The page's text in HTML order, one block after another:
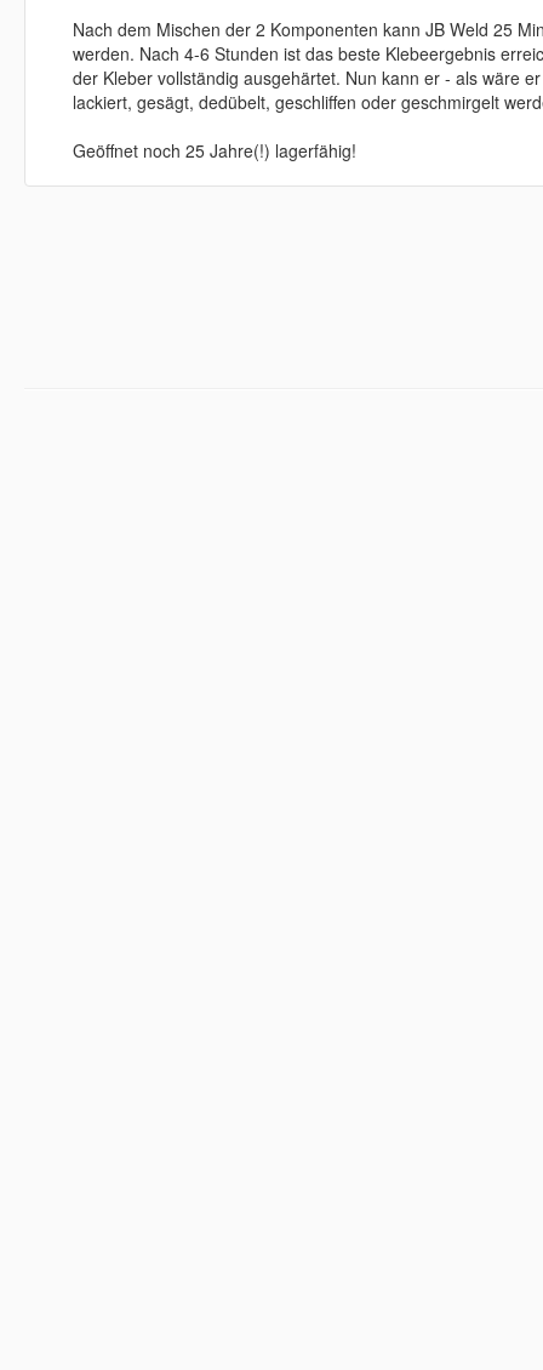
Nach dem Mischen der 2 Komponenten kann JB Weld 25
werden. Nach 4-6 Stunden ist das beste Klebeergebnis
der Kleber vollständig ausgehärtet. Nun kann er - als wäre
lackiert, gesägt, dedübelt, geschliffen oder geschmirgelt
Geöffnet noch 25 Jahre(!) lagerfähig!